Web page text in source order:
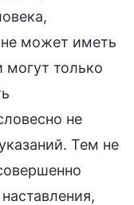
не может иметь
могут только
не
Тем не